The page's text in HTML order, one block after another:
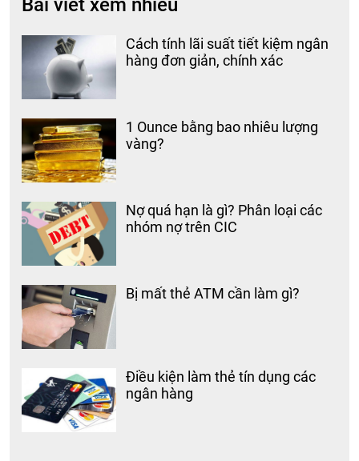
Bài viết xem nhiều
Cách tính lãi suất tiết kiệm ngân
hàng đơn giản, chính xác
1 Ounce bằng bao nhiêu lượng
vàng?
Nợ quá hạn là gì? Phân loại các
nhóm nợ trên CIC
Bị mất thẻ ATM cần làm gì?
Điều kiện làm thẻ tín dụng các
ngân hàng